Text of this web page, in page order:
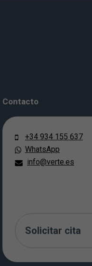
Contacto
+34 934 155 637
WhatsApp
info@verte.es
Solicitar cita